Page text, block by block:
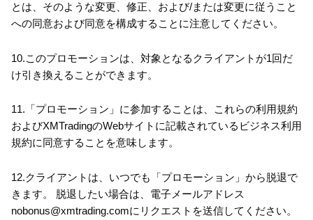
とは、そのような変更、修正、および/または変更に従うこと
への同意および同意を構成することに注意してください。
10.このプロモーションは、対象となるクライアントが1回だ
け引き換えることができます。
11.「プロモーション」に参加することは、これらの利用規約
およびXMTradingのWebサイトに記載されているビジネス利用
規約に同意することを意味します。
12.クライアントは、いつでも「プロモーション」から脱退で
きます。 脱退したい場合は、電子メールアドレス
nobonus@xmtrading.comにリクエストを送信してください。